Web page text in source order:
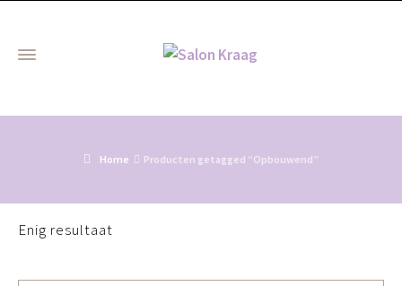
Home Producten getagged “Opbouwend”
Enig resultaat